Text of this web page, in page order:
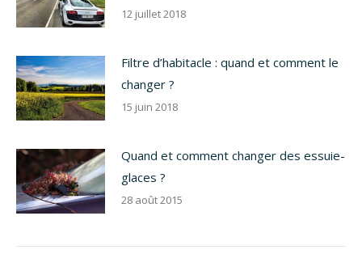
12 juillet 2018
Filtre d’habitacle : quand et comment le
changer ?
15 juin 2018
Quand et comment changer des essuie-
glaces ?
28 août 2015